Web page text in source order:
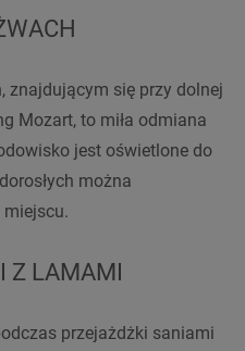
znajdującym się przy dolnej
Mozart, to miła odmiana
jest oświetlone do
można
Z LAMAMI
przejażdżki saniami